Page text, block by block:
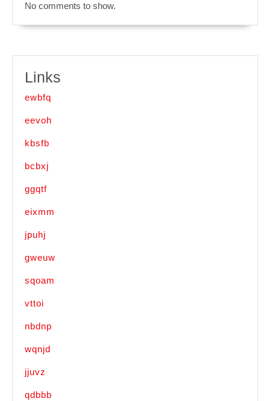
No comments to show.
Links
ewbfq
eevoh
kbsfb
bcbxj
ggqtf
eixmm
jpuhj
gweuw
sqoam
vttoi
nbdnp
wqnjd
jjuvz
qdbbb